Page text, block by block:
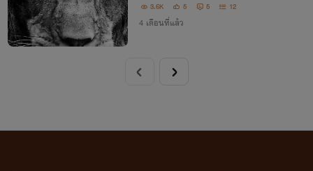
3.6K 5 5 12
4 เดือนที่แล้ว